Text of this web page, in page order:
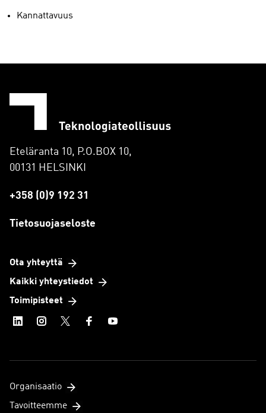
Kannattavuus
Eteläranta 10, P.O.BOX 10,
00131 HELSINKI
+358 (0)9 192 31
Tietosuojaseloste
Ota yhteyttä
Kaikki yhteystiedot
Toimipisteet
Organisaatio
Tavoitteemme